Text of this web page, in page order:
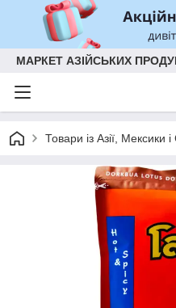
МАРКЕТ АЗІЙСЬКИХ
Товари із Азії, Мексики